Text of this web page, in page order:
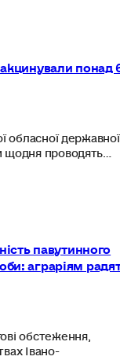
понад
обласної державної
проводять…
павутинного
аграріям
обстеження,
Івано-